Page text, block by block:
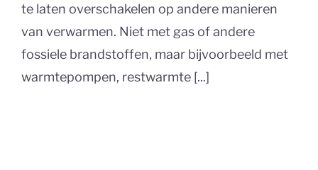
te laten overschakelen op andere manieren
van verwarmen. Niet met gas of andere
fossiele brandstoffen, maar bijvoorbeeld met
warmtepompen, restwarmte [...]